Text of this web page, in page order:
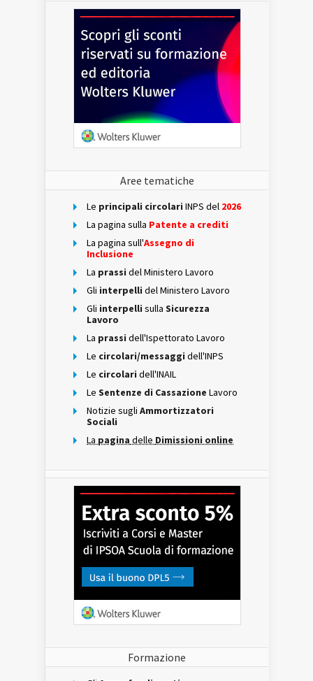
Aree tematiche
Le principali circolari INPS del 2026
La pagina sulla Patente a crediti
La pagina sull'Assegno di
Inclusione
La prassi del Ministero Lavoro
Gli interpelli del Ministero Lavoro
Gli interpelli sulla Sicurezza
Lavoro
La prassi dell'Ispettorato Lavoro
Le circolari/messaggi dell'INPS
Le circolari dell'INAIL
Le Sentenze di Cassazione Lavoro
Notizie sugli Ammortizzatori
Sociali
La pagina delle Dimissioni online
Formazione